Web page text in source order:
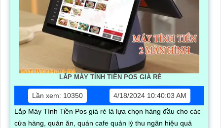
LẮP MÁY TÍNH TIỀN POS GIÁ RẺ
Lần xem: 10350
4/18/2024 10:40:03 AM
Lắp Máy Tính Tiền Pos giá rẻ là lựa chọn hàng đầu cho các
cửa hàng, quán ăn, quán cafe quản lý thu ngân hiệu quả